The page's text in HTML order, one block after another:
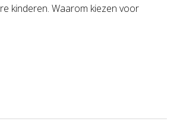
kinderen. Waarom kiezen voor